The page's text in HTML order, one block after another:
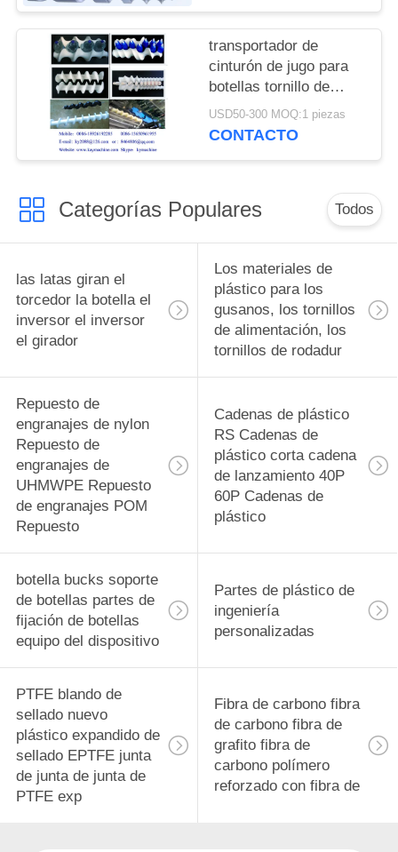
transportador de
cinturón de jugo para
botellas tornillo de
alimentación para
botellas tornillos de
equipos de
USD50-300 MOQ:1 piezas
CONTACTO
Categorías Populares Todos
las latas giran el
torcedor la botella el
inversor el inversor
el girador
Los materiales de
plástico para los
gusanos, los tornillos
de alimentación, los
tornillos de rodadur
Repuesto de
engranajes de nylon
Repuesto de
engranajes de
UHMWPE Repuesto
de engranajes POM
Repuesto
Cadenas de plástico
RS Cadenas de
plástico corta cadena
de lanzamiento 40P
60P Cadenas de
plástico
botella bucks soporte
de botellas partes de
fijación de botellas
equipo del dispositivo
Partes de plástico de
ingeniería
personalizadas
PTFE blando de
sellado nuevo
plástico expandido de
sellado EPTFE junta
de junta de junta de
PTFE exp
Fibra de carbono fibra
de carbono fibra de
grafito fibra de
carbono polímero
reforzado con fibra de